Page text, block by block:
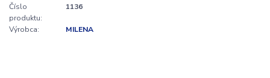
Číslo
produktu:
1136
Výrobca: MILENA